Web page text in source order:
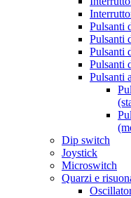
Pulsanti
Pulsanti
Pulsanti
Pulsanti
Pulsanti
Dip switch
Joystick
Microswitch
Quarzi e